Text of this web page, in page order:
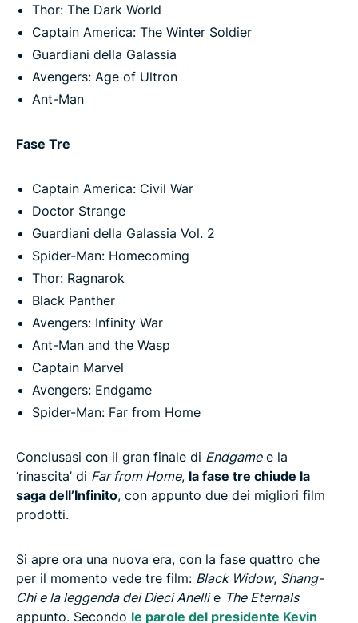
Thor: The Dark World
Captain America: The Winter Soldier
Guardiani della Galassia
Avengers: Age of Ultron
Ant-Man
Fase Tre
Captain America: Civil War
Doctor Strange
Guardiani della Galassia Vol. 2
Spider-Man: Homecoming
Thor: Ragnarok
Black Panther
Avengers: Infinity War
Ant-Man and the Wasp
Captain Marvel
Avengers: Endgame
Spider-Man: Far from Home
Conclusasi con il gran finale di Endgamee la
‘rinascita’ di Far from Home, la fase tre chiude la
saga dell’Infinito, con appunto due dei migliori film
prodotti.
Si apre ora una nuova era, con la fase quattro che
per il momento vede tre film: Black Widow, Shang-
Chi e la leggenda dei Dieci Anellie The Eternals
appunto. Secondo le parole del presidente Kevin